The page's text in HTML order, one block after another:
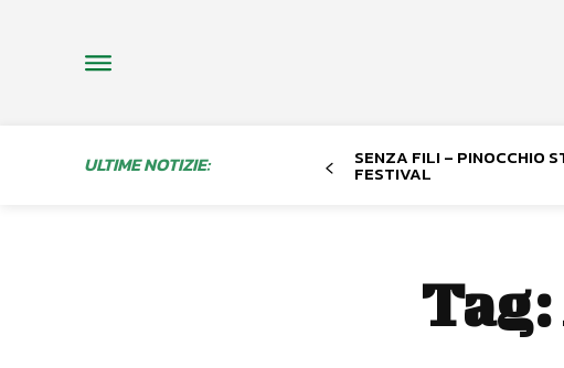
ULTIME NOTIZIE: SENZA FILI – PINOCCHIO
FESTIVAL
Tag: